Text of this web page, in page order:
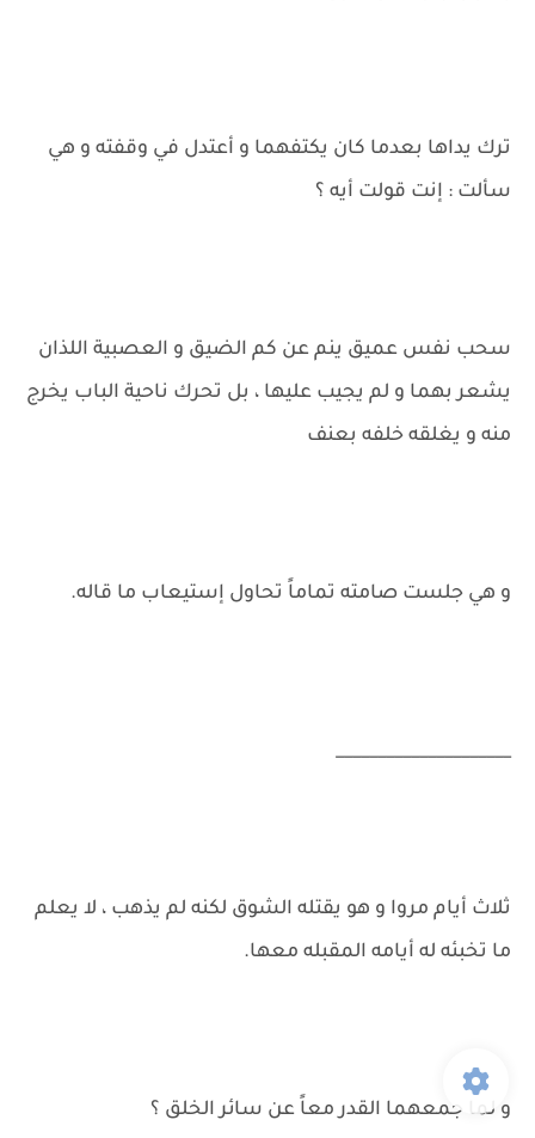
ترك يداها بعدما كان يكتفهما و أعتدل في وقفته و هي
سألت : إنت قولت أيه ؟
سحب نفس عميق ينم عن كم الضيق و العصبية اللذان
يشعر بهما و لم يجيب عليها ، بل تحرك ناحية الباب يخرج
منه و يغلقه خلفه بعنف
و هي جلست صامته تماماً تحاول إستيعاب ما قاله.
_____________________
ثلاث أيام مروا و هو يقتله الشوق لكنه لم يذهب ، لا يعلم
ما تخبئه له أيامه المقبله معها.
و لما جمعهما القدر معاً عن سائر الخلق ؟